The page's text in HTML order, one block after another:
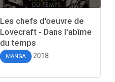
Les chefs d'oeuvre de
Lovecraft - Dans l'abîme
du temps
MANGA 2018